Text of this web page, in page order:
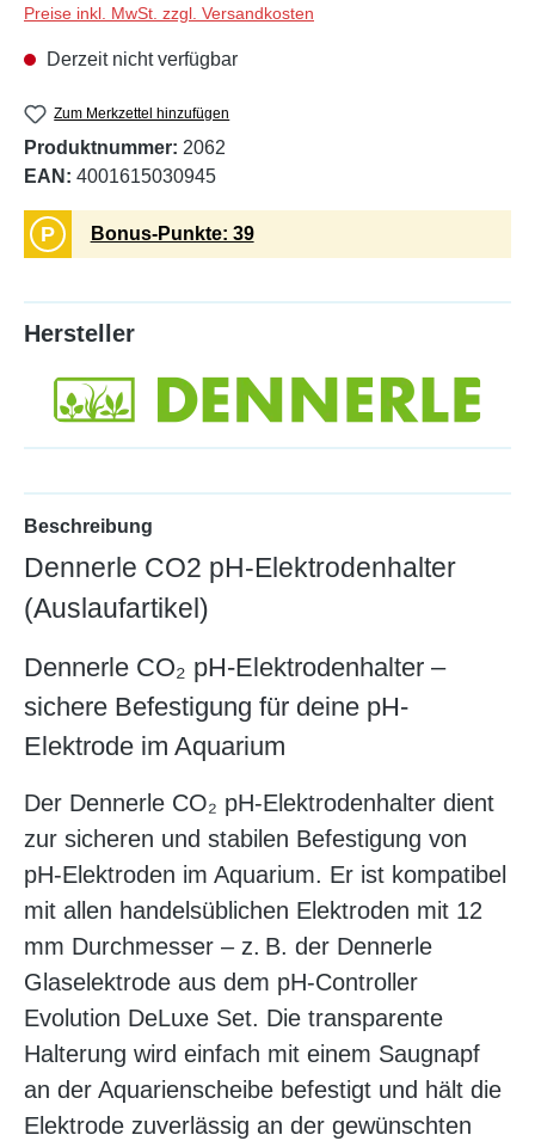
Preise inkl. MwSt. zzgl. Versandkosten
Derzeit nicht verfügbar
Zum Merkzettel hinzufügen
Produktnummer: 2062
EAN: 4001615030945
P Bonus-Punkte: 39
Hersteller
Beschreibung
Dennerle CO2 pH-Elektrodenhalter
(Auslaufartikel)
Dennerle CO₂ pH-Elektrodenhalter –
sichere Befestigung für deine pH-
Elektrode im Aquarium
Der Dennerle CO₂ pH-Elektrodenhalter dient
zur sicheren und stabilen Befestigung von
pH-Elektroden im Aquarium. Er ist kompatibel
mit allen handelsüblichen Elektroden mit 12
mm Durchmesser – z. B. der Dennerle
Glaselektrode aus dem pH-Controller
Evolution DeLuxe Set. Die transparente
Halterung wird einfach mit einem Saugnapf
an der Aquarienscheibe befestigt und hält die
Elektrode zuverlässig an der gewünschten